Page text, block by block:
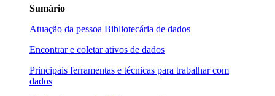
Sumário
Atuação da pessoa Bibliotecária de dados
Encontrar e coletar ativos de dados
Principais ferramentas e técnicas para trabalhar com
dados